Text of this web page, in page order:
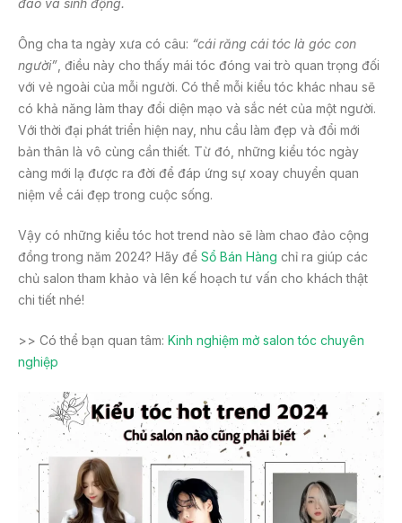
b
o
o
k
đáo và sinh động.
Ông cha ta ngày xưa có câu: “cái răng cái tóc là góc con
người” , điều này cho thấy mái tóc đóng vai trò quan trọng đối
với vẻ ngoài của mỗi người. Có thể mỗi kiểu tóc khác nhau sẽ
có khả năng làm thay đổi diện mạo và sắc nét của một người.
Với thời đại phát triển hiện nay, nhu cầu làm đẹp và đổi mới
bản thân là vô cùng cần thiết. Từ đó, những kiểu tóc ngày
càng mới lạ được ra đời để đáp ứng sự xoay chuyển quan
niệm về cái đẹp trong cuộc sống.
Vậy có những kiểu tóc hot trend nào sẽ làm chao đảo cộng
đồng trong năm 2024? Hãy để Sổ Bán Hàng chỉ ra giúp các
chủ salon tham khảo và lên kế hoạch tư vấn cho khách thật
chi tiết nhé!
>> Có thể bạn quan tâm: Kinh nghiệm mở salon tóc chuyên
nghiệp